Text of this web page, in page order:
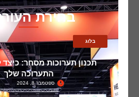
בחירת
בלוג
תכנון תערוכות מסחר:
התערוכה שלך
ספטמבר 8, 2024